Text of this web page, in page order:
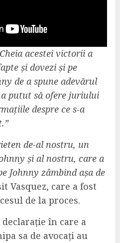
acestei victorii a
și dovezi și pe
de a spune adevărul
putut să ofere juriului
despre ce s-a
de-al nostru, un
și al nostru, care a
Johnny zâmbind așa de
Vasquez, care a fost
de la proces.
în care a
sa de avocați au